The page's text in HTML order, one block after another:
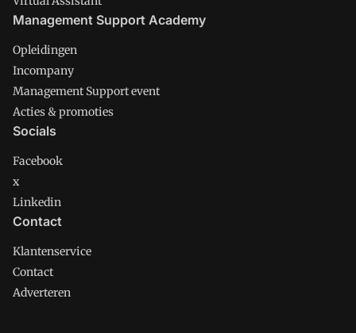
Management Support Academy
Opleidingen
Incompany
Management Support event
Acties & promoties
Socials
Facebook
x
Linkedin
Contact
Klantenservice
Contact
Adverteren